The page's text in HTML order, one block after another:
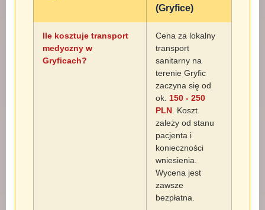
(Gryfice)
Ile kosztuje transport
medyczny w
Gryficach?
Cena za lokalny
transport
sanitarny na
terenie Gryfic
zaczyna się od
ok. 150 - 250
PLN . Koszt
zależy od stanu
pacjenta i
konieczności
wniesienia.
Wycena jest
zawsze
bezpłatna.